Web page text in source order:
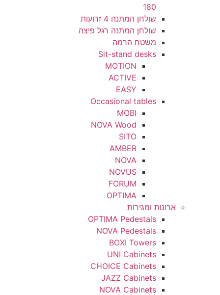
180
שולחן המתנה 4 זרועות
שולחן המתנה רגל פיצה
משטח הרמה
Sit-stand desks
MOTION
ACTIVE
EASY
Occasional tables
MOBI
NOVA Wood
SITO
AMBER
NOVA
NOVUS
FORUM
OPTIMA
ארונות ומגירות
OPTIMA Pedestals
NOVA Pedestals
BOXI Towers
UNI Cabinets
CHOICE Cabinets
JAZZ Cabinets
NOVA Cabinets